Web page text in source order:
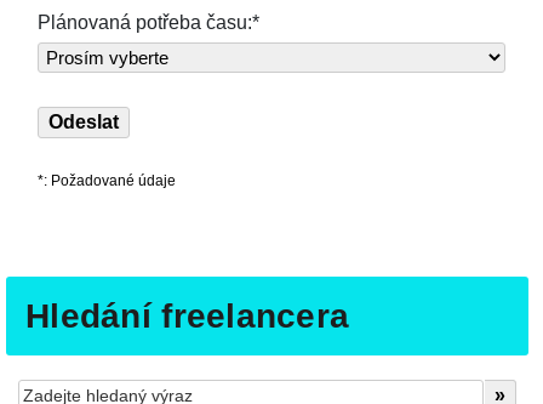
Hledání freelancera
Plánovaná potřeba času:*
*: Požadované údaje